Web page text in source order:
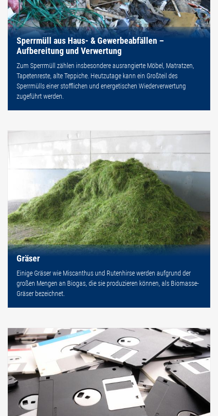
Sperrmüll aus Haus- & Gewerbeabfällen –
Aufbereitung und Verwertung
Zum Sperrmüll zählen insbesondere ausrangierte Möbel, Matratzen,
Tapetenreste, alte Teppiche. Heutzutage kann ein Großteil des
Sperrmülls einer stofflichen und energetischen Wiederverwertung
zugeführt werden.
Gräser
Einige Gräser wie Miscanthus und Rutenhirse werden aufgrund der
großen Mengen an Biogas, die sie produzieren können, als Biomasse-
Gräser bezeichnet.